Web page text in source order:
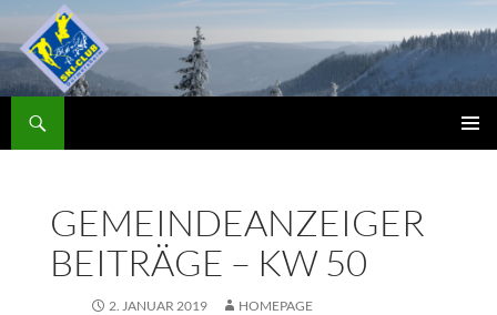
Zum
Inhalt
springen
Skiclub
GEMEINDEANZEIGER
BEITRÄGE – KW 50
2. JANUAR 2019 HOMEPAGE